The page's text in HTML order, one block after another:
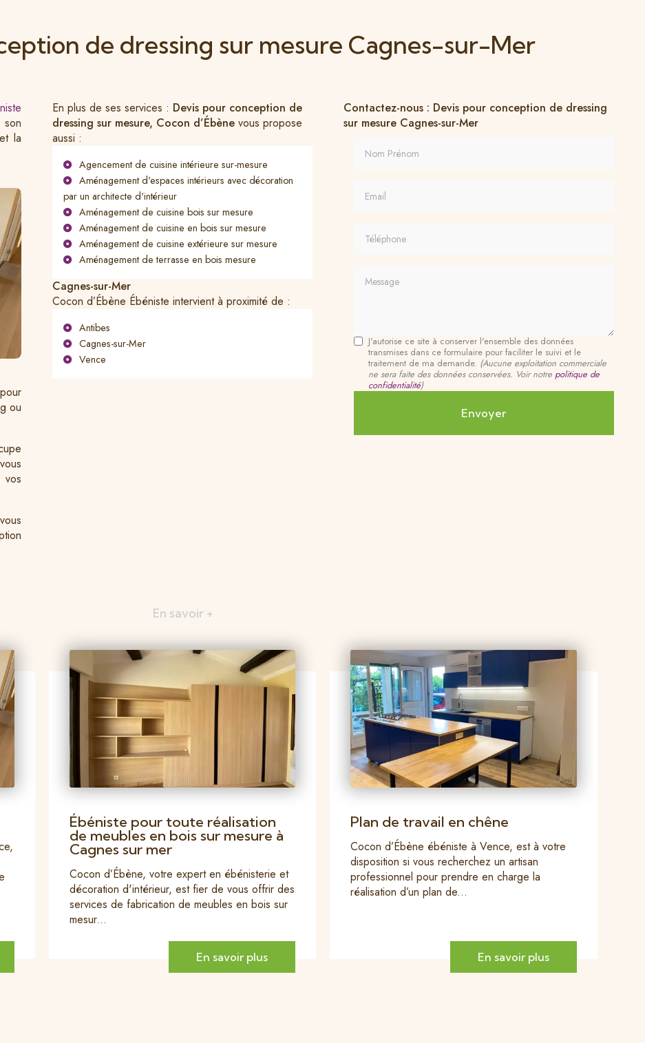
de dressing sur mesure Cagnes-sur-Mer
la
pour
ou
En plus de ses services : Devis pour conception de
dressing sur mesure, Cocon d’Ébènevous propose
aussi :
Agencement de cuisine intérieure sur-mesure
Aménagement d'espaces intérieurs avec décoration
par un architecte d'intérieur
Aménagement de cuisine bois sur mesure
Aménagement de cuisine en bois sur mesure
Aménagement de cuisine extérieure sur mesure
Aménagement de terrasse en bois mesure
Cagnes-sur-Mer
Cocon d’Ébène Ébéniste intervient à proximité de :
Antibes
Cagnes-sur-Mer
Vence
Contactez-nous : Devis pour conception de dressing
sur mesure Cagnes-sur-Mer
J'autorise ce site à conserver l'ensemble des données
transmises dans ce formulaire pour faciliter le suivi et le
traitement de ma demande. (Aucune exploitation commerciale
ne sera faite des données conservées. Voir notre politique de
confidentialité)
En savoir +
Ébéniste pour toute réalisation
de meubles en bois sur mesure à
Cagnes sur mer
Cocon d’Ébène, votre expert en ébénisterie et
décoration d'intérieur, est fier de vous offrir des
services de fabrication de meubles en bois sur
mesur...
En savoir plus
Plan de travail en chêne
Cocon d’Ébène ébéniste à Vence, est à votre
disposition si vous recherchez un artisan
professionnel pour prendre en charge la
réalisation d’un plan de...
En savoir plus